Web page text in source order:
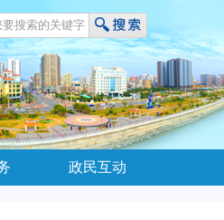
政民互动